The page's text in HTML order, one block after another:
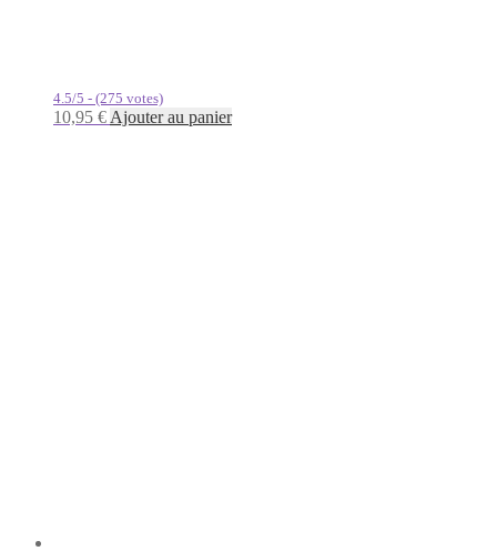
4.5/5 - (275 votes)
10,95 € Ajouter au panier